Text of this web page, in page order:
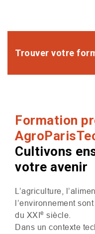
Trouver votre
Formation
Cultivons
votre avenir
L’agriculture,
l’environnement
du XXIe siècle.
Dans un contexte